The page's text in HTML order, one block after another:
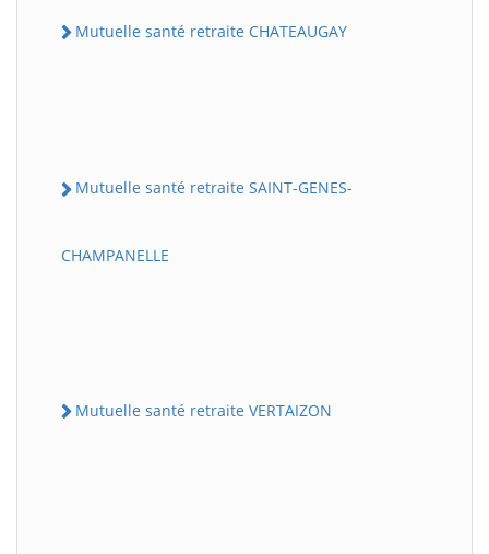
Mutuelle santé retraite CHATEAUGAY
Mutuelle santé retraite SAINT-GENES-
CHAMPANELLE
Mutuelle santé retraite VERTAIZON